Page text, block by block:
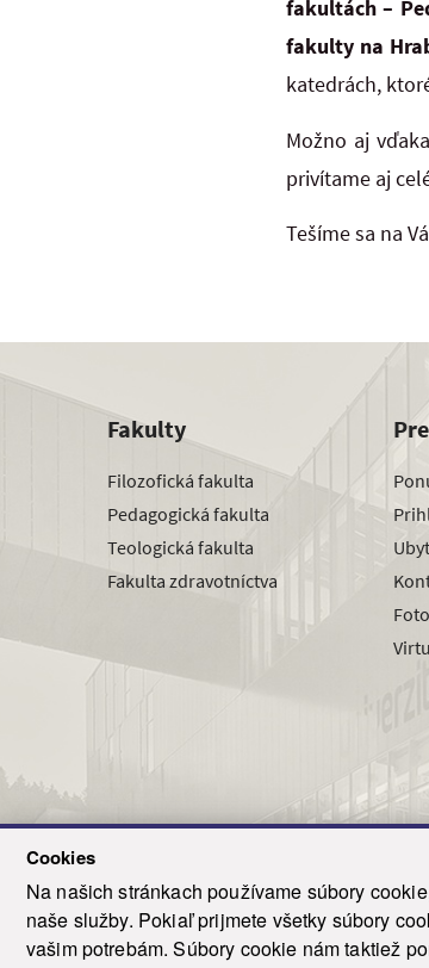
Cookies
Na našich stránkach používame súbory
naše služby. Pokiaľ prijmete všetky súbory
vašim potrebám. Súbory cookie nám taktiež
fakultách –
fakulty na
katedrách,
Možno aj
privítame aj
Tešíme sa na
Fakulty
Filozofická fakulta
Pedagogická fakulta
Teologická fakulta
Fakulta zdravotníctva